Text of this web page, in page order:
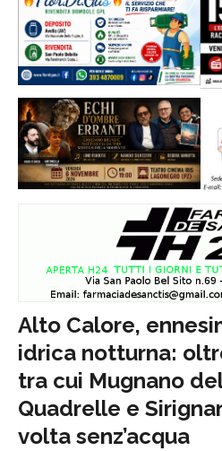
Alto Calore,
idrica notturna:
tra cui Mugnano
Quadrelle e
volta senz’acqua